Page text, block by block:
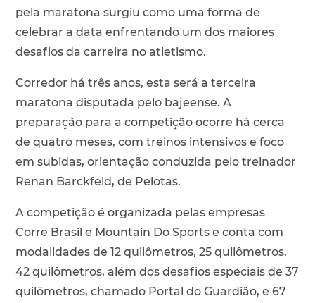
pela maratona surgiu como uma forma de
celebrar a data enfrentando um dos maiores
desafios da carreira no atletismo.
Corredor há três anos, esta será a terceira
maratona disputada pelo bajeense. A
preparação para a competição ocorre há cerca
de quatro meses, com treinos intensivos e foco
em subidas, orientação conduzida pelo treinador
Renan Barckfeld, de Pelotas.
A competição é organizada pelas empresas
Corre Brasil e Mountain Do Sports e conta com
modalidades de 12 quilômetros, 25 quilômetros,
42 quilômetros, além dos desafios especiais de 37
quilômetros, chamado Portal do Guardião, e 67